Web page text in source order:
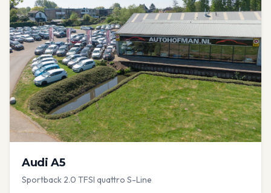
Audi A5
Sportback 2.0 TFSI quattro S-Line